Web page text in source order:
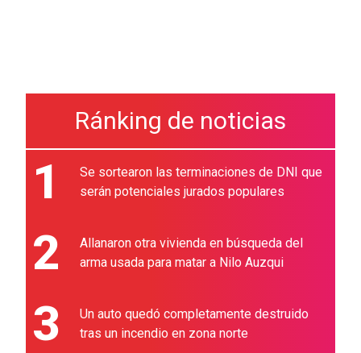
Ránking de noticias
1
Se sortearon las terminaciones de DNI que
serán potenciales jurados populares
2
Allanaron otra vivienda en búsqueda del
arma usada para matar a Nilo Auzqui
3
Un auto quedó completamente destruido
tras un incendio en zona norte